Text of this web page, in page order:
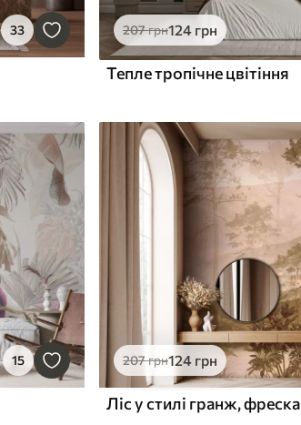
33 207грн124 грн
Тепле тропічне цвітіння
15 207грн124 грн
Ліс у стилі гранж, фреска